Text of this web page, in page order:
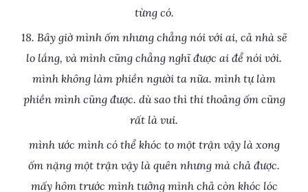
từng có.
18. Bây giờ mình ốm nhưng chẳng nói với ai, cả nhà sẽ
lo lắng, và mình cũng chẳng nghĩ được ai để nói với.
mình không làm phiền người ta nữa. mình tự làm
phiền mình cũng được. dù sao thì thi thoảng ốm cũng
rất là vui.
mình ước mình có thể khóc to một trận vậy là xong
ốm nặng một trận vậy là quên nhưng mà chả được.
mấy hôm trước mình tưởng mình chả còn khóc lóc